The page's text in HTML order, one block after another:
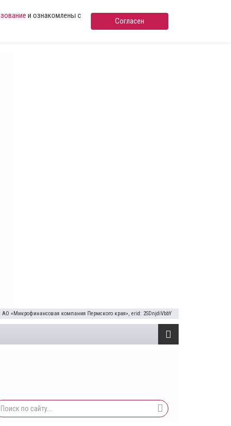
и ознакомлены с
Согласен
«Микрофинансовая компания Пермского края», erid: 2SDnjdiVbbY